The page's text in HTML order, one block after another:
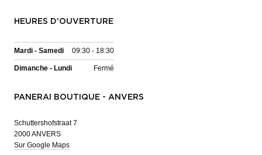
HEURES D'OUVERTURE
Mardi - Samedi 09:30 - 18:30
Dimanche - Lundi Fermé
PANERAI BOUTIQUE - ANVERS
Schuttershofstraat 7
2000 ANVERS
Sur Google Maps